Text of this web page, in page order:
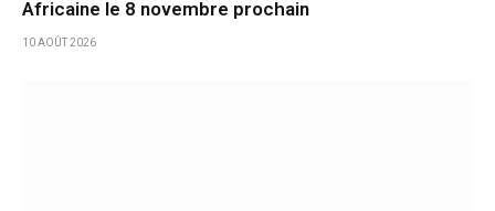
Africaine le 8 novembre prochain
10 AOÛT 2026